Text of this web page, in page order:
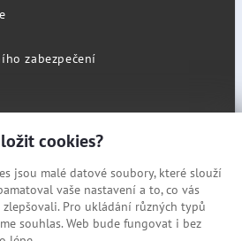
zabezpečení
cookies?
jsou malé datové soubory, které slouží
vaše nastavení a to, co vás
Pro ukládání různých typů
souhlas. Web bude fungovat i bez